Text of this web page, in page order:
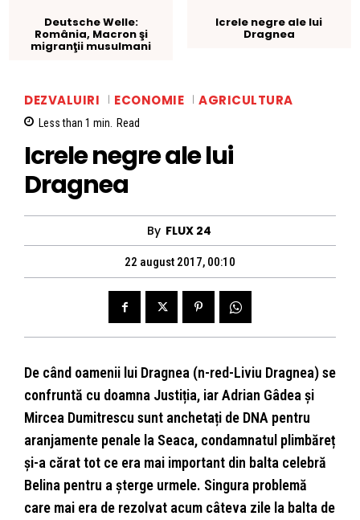
Deutsche Welle:
România, Macron şi
migranţii musulmani
Icrele negre ale lui
Dragnea